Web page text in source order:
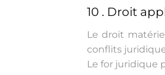
10 . Droit
Le droit
conflits
Le for juridique